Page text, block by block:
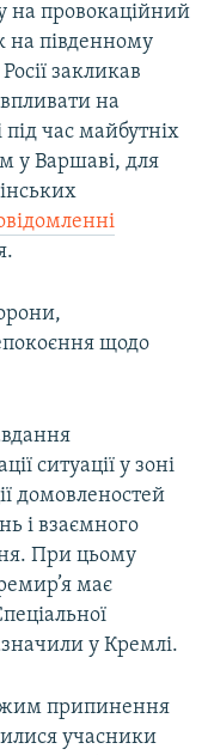
на провокаційний
на південному
закликав
на
під час майбутніх
у Варшаві, для
щодо
ситуації у зоні
домовленостей
і взаємного
При цьому
має
у Кремлі.
припинення
учасники